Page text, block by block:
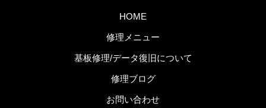
HOME
修理メニュー
基板修理/データ復旧について
修理ブログ
お問い合わせ